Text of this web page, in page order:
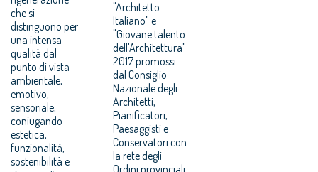
che si
distinguono per
una intensa
qualità dal
punto di vista
ambientale,
emotivo,
sensoriale,
coniugando
estetica,
funzionalità,
sostenibilità e
"Architetto
Italiano" e
"Giovane talento
dell'Architettura"
2017 promossi
dal Consiglio
Nazionale degli
Architetti,
Pianificatori,
Paesaggisti e
Conservatori con
la rete degli
Ordini provinciali